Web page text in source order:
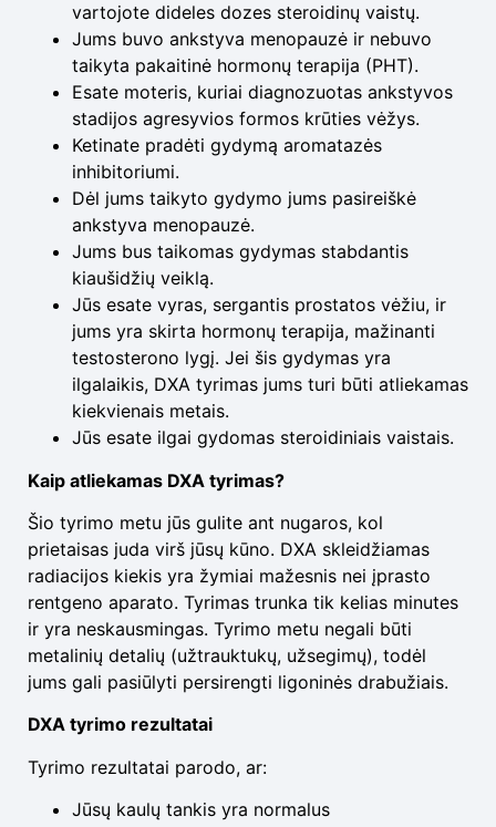
vartojote dideles dozes steroidinų vaistų.
Jums buvo ankstyva menopauzė ir nebuvo
taikyta pakaitinė hormonų terapija (PHT).
Esate moteris, kuriai diagnozuotas ankstyvos
stadijos agresyvios formos krūties vėžys.
Ketinate pradėti gydymą aromatazės
inhibitoriumi.
Dėl jums taikyto gydymo jums pasireiškė
ankstyva menopauzė.
Jums bus taikomas gydymas stabdantis
kiaušidžių veiklą.
Jūs esate vyras, sergantis prostatos vėžiu, ir
jums yra skirta hormonų terapija, mažinanti
testosterono lygį. Jei šis gydymas yra
ilgalaikis, DXA tyrimas jums turi būti atliekamas
kiekvienais metais.
Jūs esate ilgai gydomas steroidiniais vaistais.
Kaip atliekamas DXA tyrimas?
Šio tyrimo metu jūs gulite ant nugaros, kol
prietaisas juda virš jūsų kūno. DXA skleidžiamas
radiacijos kiekis yra žymiai mažesnis nei įprasto
rentgeno aparato. Tyrimas trunka tik kelias minutes
ir yra neskausmingas. Tyrimo metu negali būti
metalinių detalių (užtrauktukų, užsegimų), todėl
jums gali pasiūlyti persirengti ligoninės drabužiais.
DXA tyrimo rezultatai
Tyrimo rezultatai parodo, ar:
Jūsų kaulų tankis yra normalus